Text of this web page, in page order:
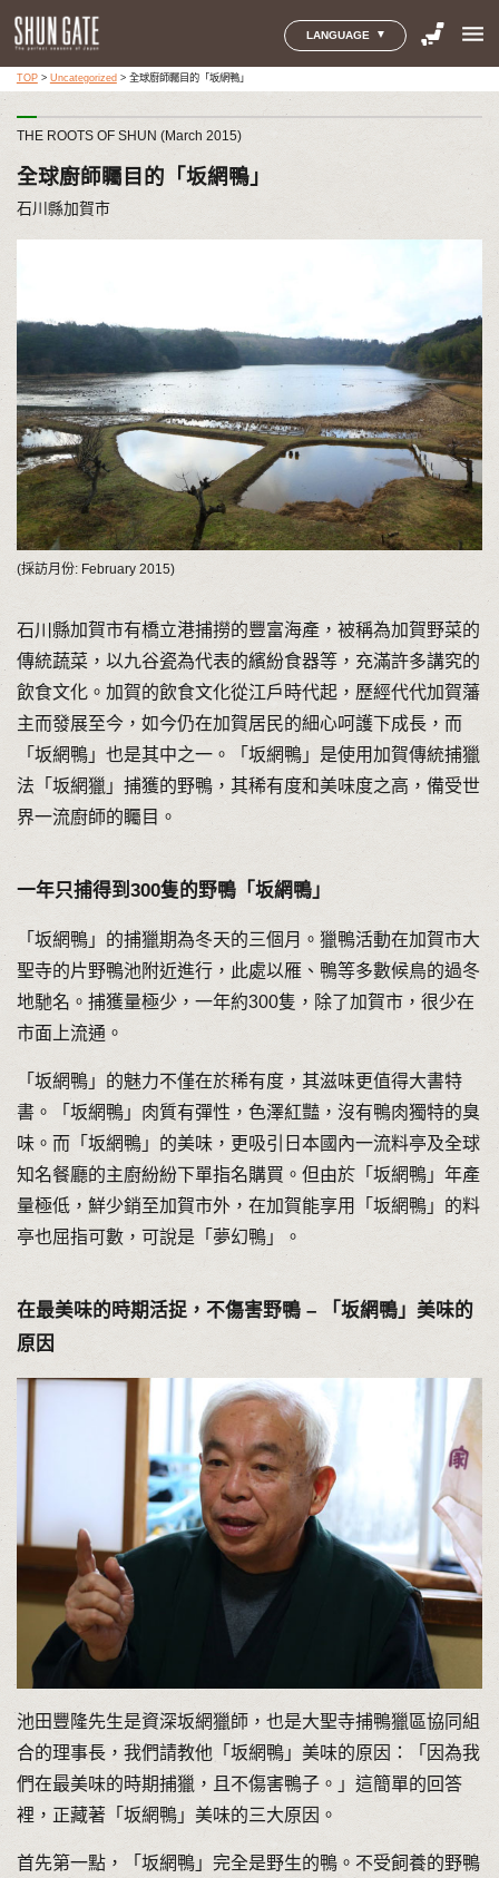
LANGUAGE menu
TOP> Uncategorized > 全球廚師矚目的「坂網鴨」
THE ROOTS OF SHUN (March 2015)
全球廚師矚目的「坂網鴨」
石川縣加賀市
(採訪月份: February 2015)
石川縣加賀市有橋立港捕撈的豐富海產，被稱為加賀野菜的
傳統蔬菜，以九谷瓷為代表的繽紛食器等，充滿許多講究的
飲食文化。加賀的飲食文化從江戶時代起，歷經代代加賀藩
主而發展至今，如今仍在加賀居民的細心呵護下成長，而
「坂網鴨」也是其中之一。「坂網鴨」是使用加賀傳統捕獵
法「坂網獵」捕獲的野鴨，其稀有度和美味度之高，備受世
界一流廚師的矚目。
一年只捕得到300隻的野鴨「坂網鴨」
「坂網鴨」的捕獵期為冬天的三個月。獵鴨活動在加賀市大
聖寺的片野鴨池附近進行，此處以雁、鴨等多數候鳥的過冬
地馳名。捕獲量極少，一年約300隻，除了加賀市，很少在
市面上流通。
「坂網鴨」的魅力不僅在於稀有度，其滋味更值得大書特
書。「坂網鴨」肉質有彈性，色澤紅豔，沒有鴨肉獨特的臭
味。而「坂網鴨」的美味，更吸引日本國內一流料亭及全球
知名餐廳的主廚紛紛下單指名購買。但由於「坂網鴨」年產
量極低，鮮少銷至加賀市外，在加賀能享用「坂網鴨」的料
亭也屈指可數，可說是「夢幻鴨」。
在最美味的時期活捉，不傷害野鴨 – 「坂網鴨」美味的
原因
池田豐隆先生是資深坂網獵師，也是大聖寺捕鴨獵區協同組
合的理事長，我們請教他「坂網鴨」美味的原因：「因為我
們在最美味的時期捕獵，且不傷害鴨子。」這簡單的回答
裡，正藏著「坂網鴨」美味的三大原因。
首先第一點，「坂網鴨」完全是野生的鴨。不受飼養的野鴨